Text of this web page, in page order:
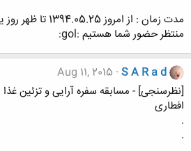
مدت زمان : از امروز 1394.05.25 تا ظهر روز یکشنبه 1394.06.01
منتظر حضور شما هستیم :gol:
S A R a d
Aug 11, 2015
افطاری
.
.